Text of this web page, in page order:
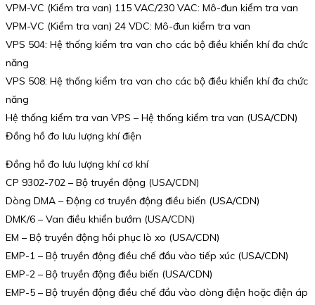
VPM-VC (Kiểm tra van) 115 VAC/230 VAC: Mô-đun kiểm tra van
VPM-VC (Kiểm tra van) 24 VDC: Mô-đun kiểm tra van
VPS 504: Hệ thống kiểm tra van cho các bộ điều khiển khí đa chức
năng
VPS 508: Hệ thống kiểm tra van cho các bộ điều khiển khí đa chức
năng
Hệ thống kiểm tra van VPS – Hệ thống kiểm tra van (USA/CDN)
Đồng hồ đo lưu lượng khí điện
Đồng hồ đo lưu lượng khí cơ khí
CP 9302-702 – Bộ truyền động (USA/CDN)
Dòng DMA – Động cơ truyền động điều biến (USA/CDN)
DMK/6 – Van điều khiển bướm (USA/CDN)
EM – Bộ truyền động hồi phục lò xo (USA/CDN)
EMP-1 – Bộ truyền động điều chế đầu vào tiếp xúc (USA/CDN)
EMP-2 – Bộ truyền động điều biến (USA/CDN)
EMP-5 – Bộ truyền động điều chế đầu vào dòng điện hoặc điện áp